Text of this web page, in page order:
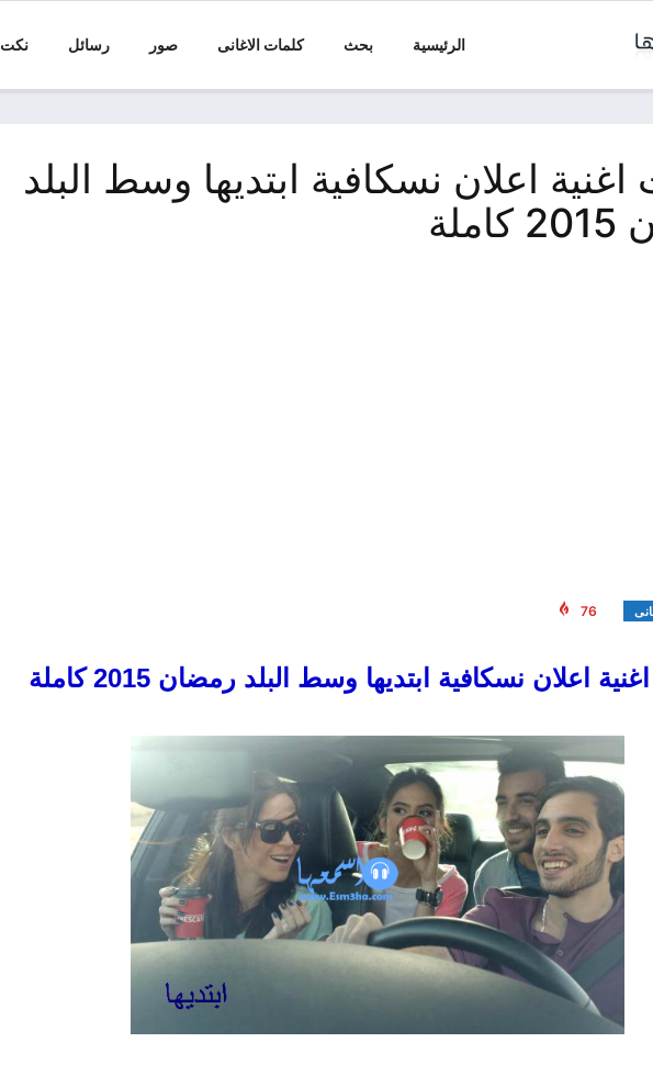
الرئيسية بحث كلمات الاغانى صور رسائل نكت
اعلان نسكافية ابتديها وسط البلد
76
اعلان نسكافية ابتديها وسط البلد رمضان 2015 كاملة